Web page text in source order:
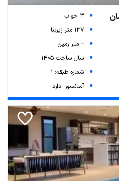
3 خواب
137 متر زیربنا
-- متر زمین
سال ساخت 1405
شماره طبقه: 1
آسانسور: دارد